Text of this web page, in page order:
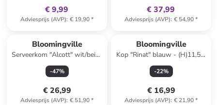
€ 9,99
Adviesprijs (AVP): € 19,90*
€ 37,99
Adviesprijs (AVP): € 54,90*
Bloomingville
Serveerkom "Alcott" wit/beige
- Ø 21 cm
-47%
€ 26,99
Adviesprijs (AVP): € 51,90*
Bloomingville
Kop "Rinat" blauw - (H)11,5 x
Ø 9,5 cm
-22%
€ 16,99
Adviesprijs (AVP): € 21,90*